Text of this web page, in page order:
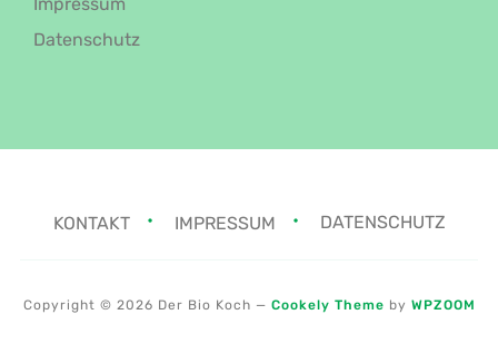
Datenschutz
KONTAKT IMPRESSUM DATENSCHUTZ
Copyright © 2026 Der Bio Koch — Cookely Theme by WPZOOM